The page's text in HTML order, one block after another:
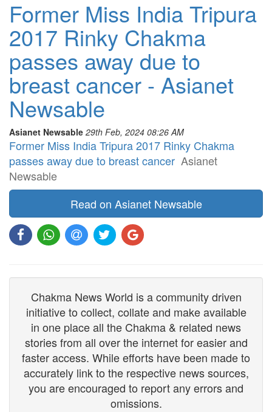
Former Miss India Tripura
2017 Rinky Chakma
passes away due to
breast cancer - Asianet
Newsable
Asianet Newsable 29th Feb, 2024 08:26 AM
Former Miss India Tripura 2017 Rinky Chakma
passes away due to breast cancer Asianet
Newsable
Read on Asianet Newsable
Chakma News World is a community driven
initiative to collect, collate and make available
in one place all the Chakma & related news
stories from all over the internet for easier and
faster access. While efforts have been made to
accurately link to the respective news sources,
you are encouraged to report any errors and
omissions.